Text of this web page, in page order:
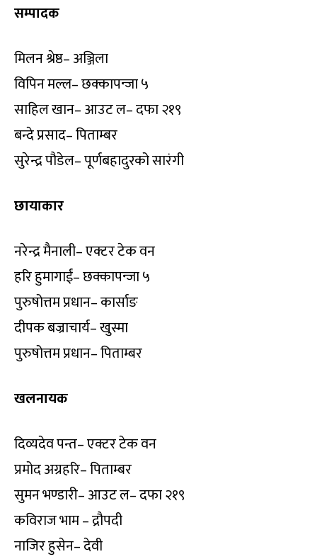
सम्पादक
मिलन श्रेष्ठ– अञ्जिला
विपिन मल्ल– छक्कापन्जा ५
साहिल खान– आउट ल– दफा २१९
बन्दे प्रसाद– पिताम्बर
सुरेन्द्र पौडेल– पूर्णबहादुरको सारंगी
छायाकार
नरेन्द्र मैनाली– एक्टर टेक वन
हरि हुमागाईं– छक्कापन्जा ५
पुरुषोत्तम प्रधान– कार्साङ
दीपक बज्राचार्य– खुस्मा
पुरुषोत्तम प्रधान– पिताम्बर
खलनायक
दिव्यदेव पन्त– एक्टर टेक वन
प्रमोद अग्रहरि– पिताम्बर
सुमन भण्डारी– आउट ल– दफा २१९
कविराज भाम – द्रौपदी
नाजिर हुसेन– देवी